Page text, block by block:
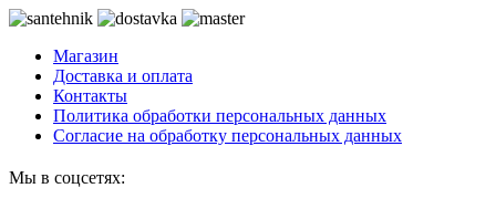
Магазин
Доставка и оплата
Контакты
Политика обработки персональных данных
Согласие на обработку персональных данных
Мы в соцсетях: